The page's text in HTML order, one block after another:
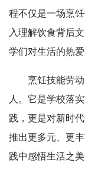
程不仅是一场烹
入理解饮食背后
学们对生活的热爱
烹饪技能劳
人。它是学校落
践，更是对新时
推出更多元、更
践中感悟生活之